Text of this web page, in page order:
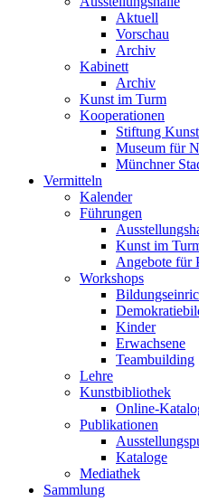
Aktuell
Vorschau
Archiv
Kabinett
Archiv
Kunst im Turm
Kooperationen
Stiftung
Museum für
Münchner
Vermitteln
Kalender
Führungen
Kunst im
Angebote für
Workshops
Kinder
Erwachsene
Teambuilding
Lehre
Kunstbibliothek
Online-
Publikationen
Kataloge
Mediathek
Sammlung